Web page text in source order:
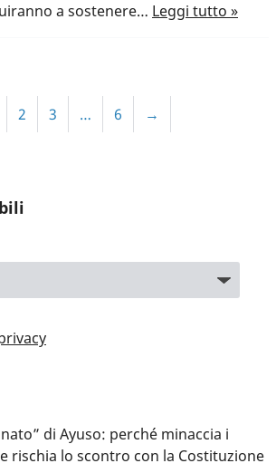
a sostenere… Leggi tutto »
2 3 … 6 →
di Ayuso: perché minaccia i
rischia lo scontro con la Costituzione